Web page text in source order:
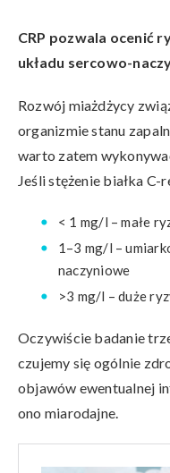
CRP pozwala ocenić
układu sercowo-
Rozwój miażdżycy
organizmie stanu
warto zatem
Jeśli stężenie białka
< 1 mg/l – małe
1–3 mg/l –
naczyniowe
>3 mg/l – duże
Oczywiście badanie
czujemy się ogólnie
objawów ewentualnej
ono miarodajne.